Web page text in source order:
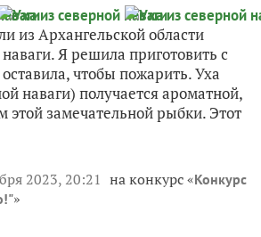
из Архангельской области
Я решила приготовить с
чтобы пожарить. Уха
наваги) получается ароматной,
этой замечательной рыбки. Этот
2023, 20:21 на конкурс «Конкурс
»